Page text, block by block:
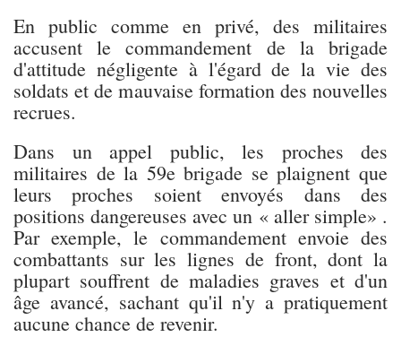
En public comme en privé, des militaires
accusent le commandement de la brigade
d'attitude négligente à l'égard de la vie des
soldats et de mauvaise formation des nouvelles
recrues.
Dans un appel public, les proches des
militaires de la 59e brigade se plaignent que
leurs proches soient envoyés dans des
positions dangereuses avec un « aller simple» .
Par exemple, le commandement envoie des
combattants sur les lignes de front, dont la
plupart souffrent de maladies graves et d'un
âge avancé, sachant qu'il n'y a pratiquement
aucune chance de revenir.